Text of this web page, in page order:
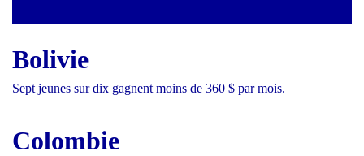
Bolivie
Sept jeunes sur dix gagnent moins de 360 $ par mois.
Colombie